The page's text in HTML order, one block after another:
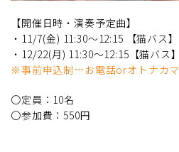
【開催日時・演奏予定曲】
・11/7(金) 11:30～12:15 【猫バス】
・12/22(月) 11:30～12:15【猫バス】
※事前申込制…お電話orオトナカマ
〇定員：10名
〇参加費：550円